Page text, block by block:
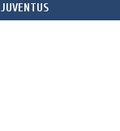
JUVENTUS